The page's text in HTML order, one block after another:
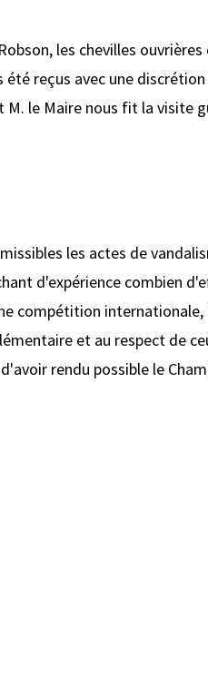
les chevilles
reçus avec une
M. le Maire nous fit la visite
les actes de
d'expérience combien
compétition internationale,
et au respect de
rendu possible le